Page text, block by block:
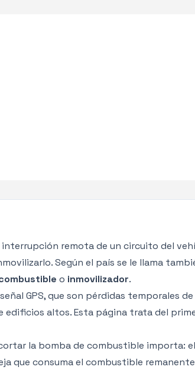
interrupción remota de un circuito del
Según el país se le llama
o inmovilizador.
GPS, que son pérdidas temporales
altos. Esta página trata del
la bomba de combustible importa:
que consuma el combustible